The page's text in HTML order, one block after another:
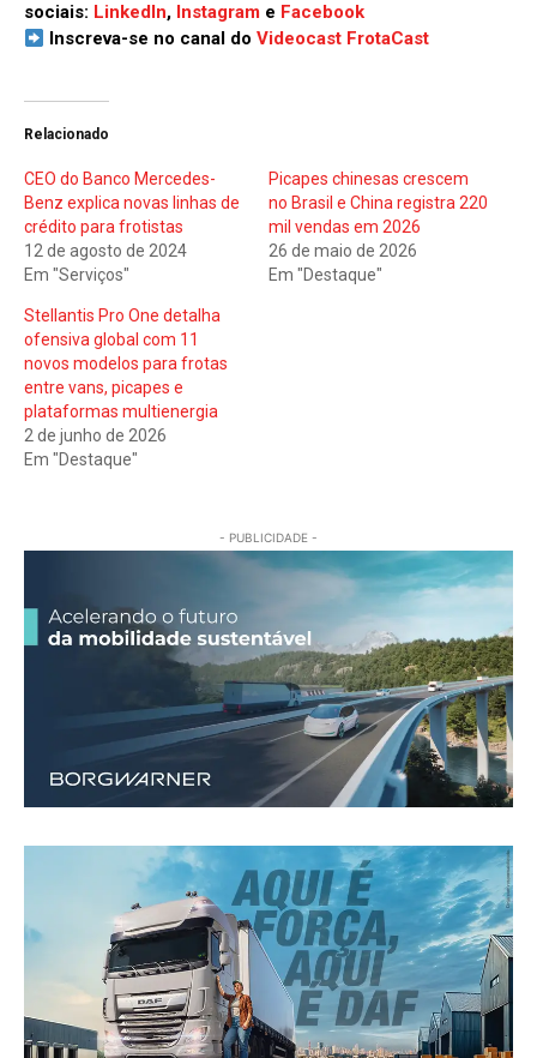
sociais: LinkedIn, Instagram e Facebook
Inscreva-se no canal doVideocast FrotaCast
Relacionado
CEO do Banco Mercedes-
Benz explica novas linhas de
crédito para frotistas
12 de agosto de 2024
Em "Serviços"
Picapes chinesas crescem
no Brasil e China registra 220
mil vendas em 2026
26 de maio de 2026
Em "Destaque"
Stellantis Pro One detalha
ofensiva global com 11
novos modelos para frotas
entre vans, picapes e
plataformas multienergia
2 de junho de 2026
Em "Destaque"
- PUBLICIDADE -